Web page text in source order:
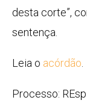
desta corte”,
sentença.
Leia o acórdão
Processo: